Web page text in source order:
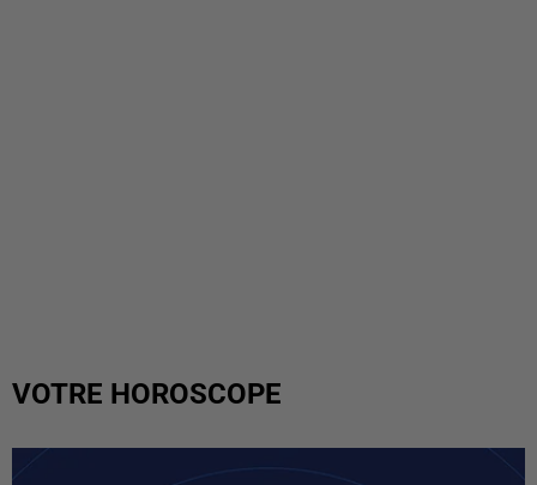
VOTRE HOROSCOPE